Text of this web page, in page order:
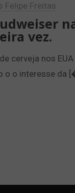
Felipe Freitas
vez.
cerveja nos
o o interesse da